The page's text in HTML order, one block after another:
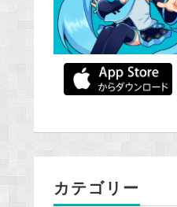
カテゴリー